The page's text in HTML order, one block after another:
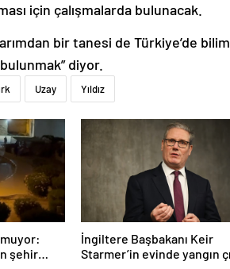
için çalışmalarda bulunacak.
bir tanesi de Türkiye’de
diyor.
Uzay Yıldız
şehir
İngiltere Başbakanı Keir
Starmer’in evinde yangın